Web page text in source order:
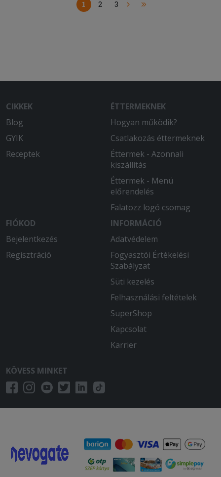
1 2 3
CIKKEK
Blog
GYIK
Receptek
ÉTTERMEKNEK
Hogyan működik?
Csatlakozás éttermeknek
Éttermek - Azonnali
kiszállítás
Éttermek - Menü
előrendelés
Falatozz logó csomag
FIÓKOD
Bejelentkezés
Regisztráció
INFORMÁCIÓ
Adatvédelem
Fogyasztói Értékelési
Szabályzat
Süti kezelés
Felhasználási feltételek
SuperShop
Kapcsolat
Karrier
KÖVESS MINKET